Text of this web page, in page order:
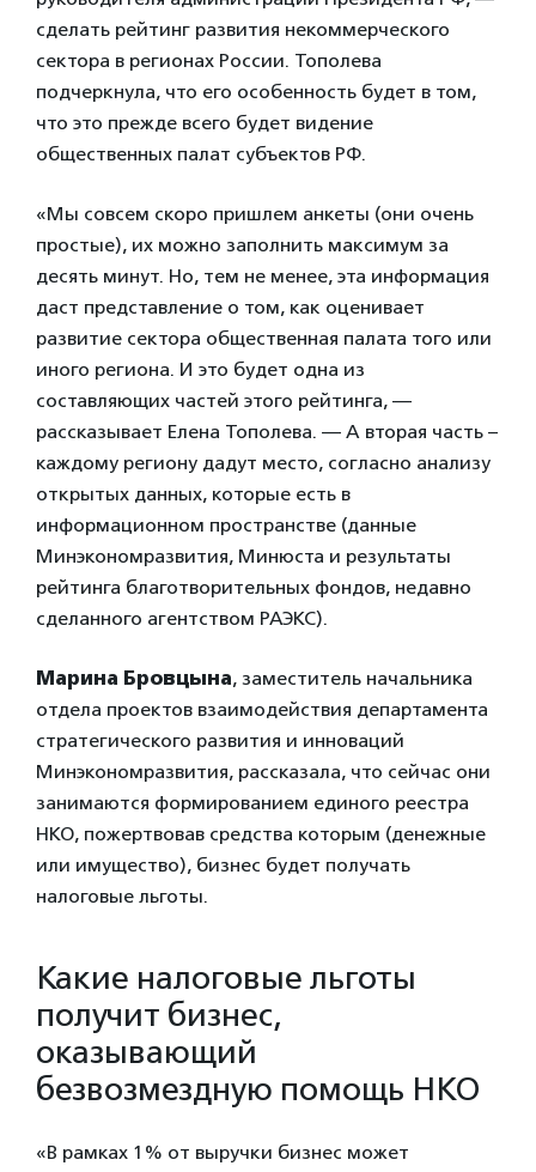
сделать рейтинг развития некоммерческого
сектора в регионах России. Тополева
подчеркнула, что его особенность будет в том,
что это прежде всего будет видение
общественных палат субъектов РФ.
«Мы совсем скоро пришлем анкеты (они очень
простые), их можно заполнить максимум за
десять минут. Но, тем не менее, эта информация
даст представление о том, как оценивает
развитие сектора общественная палата того или
иного региона. И это будет одна из
составляющих частей этого рейтинга, —
рассказывает Елена Тополева. — А вторая часть –
каждому региону дадут место, согласно анализу
открытых данных, которые есть в
информационном пространстве (данные
Минэкономразвития, Минюста и результаты
рейтинга благотворительных фондов, недавно
сделанного агентством РАЭКС).
Марина Бровцына, заместитель начальника
отдела проектов взаимодействия департамента
стратегического развития и инноваций
Минэкономразвития, рассказала, что сейчас они
занимаются формированием единого реестра
НКО, пожертвовав средства которым (денежные
или имущество), бизнес будет получать
налоговые льготы.
Какие налоговые льготы
получит бизнес,
оказывающий
безвозмездную помощь НКО
«В рамках 1% от выручки бизнес может